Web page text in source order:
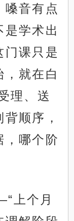
嗓音有点
学术出
门课只是
就在白
理、送
顺序，
，哪个阶
上个月